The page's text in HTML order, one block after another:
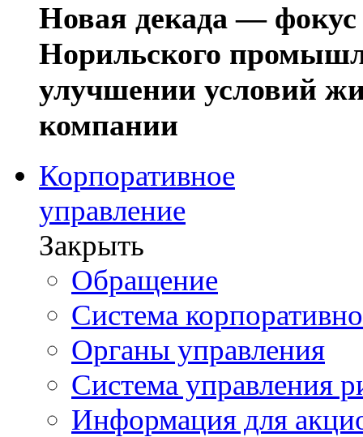
Новая декада — фокус
Норильского
улучшении условий
компании
Корпоративное
управление
Закрыть
Обращение
Система
Органы управления
Система управления
Информация для